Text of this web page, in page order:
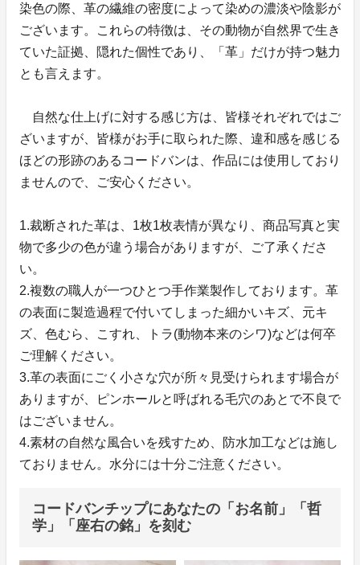
染色の際、革の繊維の密度によって染めの濃淡や陰影が
ございます。これらの特徴は、その動物が自然界で生き
ていた証拠、隠れた個性であり、「革」だけが持つ魅力
とも言えます。
自然な仕上げに対する感じ方は、皆様それぞれではご
ざいますが、皆様がお手に取られた際、違和感を感じる
ほどの形跡のあるコードバンは、作品には使用しており
ませんので、ご安心ください。
1.裁断された革は、1枚1枚表情が異なり、商品写真と実
物で多少の色が違う場合がありますが、ご了承くださ
い。
2.複数の職人が一つひとつ手作業製作しております。革
の表面に製造過程で付いてしまった細かいキズ、元キ
ズ、色むら、こすれ、トラ(動物本来のシワ)などは何卒
ご理解ください。
3.革の表面にごく小さな穴が所々見受けられます場合が
ありますが、ピンホールと呼ばれる毛穴のあとで不良で
はございません。
4.素材の自然な風合いを残すため、防水加工などは施し
ておりません。水分には十分ご注意ください。
コードバンチップにあなたの「お名前」「哲
学」「座右の銘」を刻む